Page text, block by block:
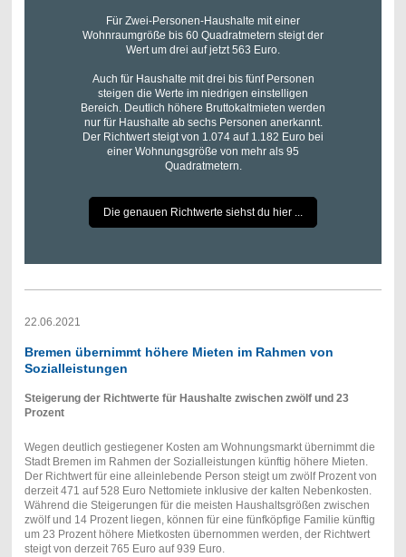
Für Zwei-Personen-Haushalte mit einer
Wohnraumgröße bis 60 Quadratmetern steigt der
Wert um drei auf jetzt 563 Euro.
Auch für Haushalte mit drei bis fünf Personen
steigen die Werte im niedrigen einstelligen
Bereich. Deutlich höhere Bruttokaltmieten werden
nur für Haushalte ab sechs Personen anerkannt.
Der Richtwert steigt von 1.074 auf 1.182 Euro bei
einer Wohnungsgröße von mehr als 95
Quadratmetern.
Die genauen Richtwerte siehst du hier ...
22.06.2021
Bremen übernimmt höhere Mieten im Rahmen von
Sozialleistungen
Steigerung der Richtwerte für Haushalte zwischen zwölf und 23
Prozent
Wegen deutlich gestiegener Kosten am Wohnungsmarkt übernimmt die
Stadt Bremen im Rahmen der Sozialleistungen künftig höhere Mieten.
Der Richtwert für eine alleinlebende Person steigt um zwölf Prozent von
derzeit 471 auf 528 Euro Nettomiete inklusive der kalten Nebenkosten.
Während die Steigerungen für die meisten Haushaltsgrößen zwischen
zwölf und 14 Prozent liegen, können für eine fünfköpfige Familie künftig
um 23 Prozent höhere Mietkosten übernommen werden, der Richtwert
steigt von derzeit 765 Euro auf 939 Euro.